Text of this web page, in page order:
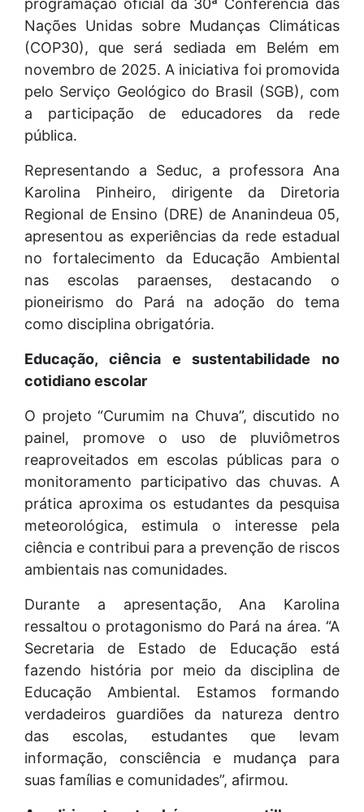
Nações Unidas sobre Mudanças Climáticas
(COP30), que será sediada em Belém em
novembro de 2025. A iniciativa foi promovida
pelo Serviço Geológico do Brasil (SGB), com
a participação de educadores da rede
pública.
Representando a Seduc, a professora Ana
Karolina Pinheiro, dirigente da Diretoria
Regional de Ensino (DRE) de Ananindeua 05,
apresentou as experiências da rede estadual
no fortalecimento da Educação Ambiental
nas escolas paraenses, destacando o
pioneirismo do Pará na adoção do tema
como disciplina obrigatória.
Educação, ciência e sustentabilidade no
cotidiano escolar
O projeto “Curumim na Chuva”, discutido no
painel, promove o uso de pluviômetros
reaproveitados em escolas públicas para o
monitoramento participativo das chuvas. A
prática aproxima os estudantes da pesquisa
meteorológica, estimula o interesse pela
ciência e contribui para a prevenção de riscos
ambientais nas comunidades.
Durante a apresentação, Ana Karolina
ressaltou o protagonismo do Pará na área. “A
Secretaria de Estado de Educação está
fazendo história por meio da disciplina de
Educação Ambiental. Estamos formando
verdadeiros guardiões da natureza dentro
das escolas, estudantes que levam
informação, consciência e mudança para
suas famílias e comunidades”, afirmou.